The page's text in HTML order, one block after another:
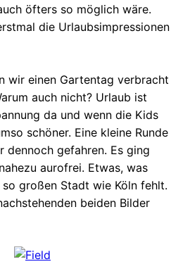
öfters so möglich wäre.
die Urlaubsimpressionen
wir einen Gartentag verbracht
auch nicht? Urlaub ist
da und wenn die Kids
schöner. Eine kleine Runde
dennoch gefahren. Es ging
aurofrei. Etwas, was
großen Stadt wie Köln fehlt.
beiden Bilder